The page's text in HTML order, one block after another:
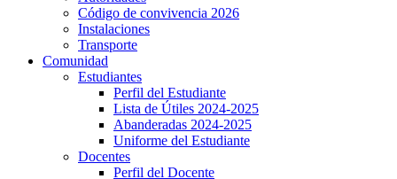
Código de convivencia 2026
Instalaciones
Transporte
Comunidad
Estudiantes
Perfil del Estudiante
Lista de Útiles 2024-2025
Abanderadas 2024-2025
Uniforme del Estudiante
Docentes
Perfil del Docente